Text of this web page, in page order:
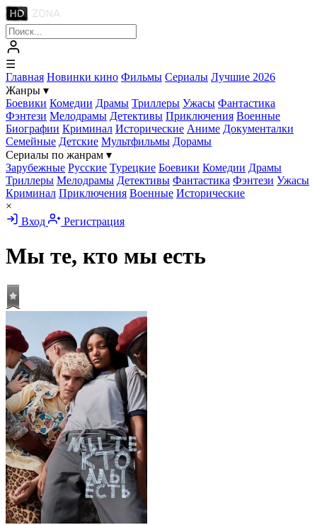
☰
Главная Новинки кино Фильмы Сериалы Лучшие 2026
Жанры ▾
Боевики Комедии Драмы Триллеры Ужасы Фантастика
Фэнтези Мелодрамы Детективы Приключения Военные
Биографии Криминал Исторические Аниме Документалки
Семейные Детские Мультфильмы Дорамы
Сериалы по жанрам ▾
Зарубежные Русские Турецкие Боевики Комедии Драмы
Триллеры Мелодрамы Детективы Фантастика Фэнтези Ужасы
Криминал Приключения Военные Исторические
×
Вход
Регистрация
Мы те, кто мы есть